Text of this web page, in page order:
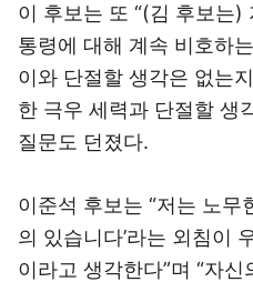
이 후보는 또 “(김 후보는)
통령에 대해 계속 비호하
이와 단절할 생각은 없는
한 극우 세력과 단절할 생
질문도 던졌다.
이준석 후보는 “저는 노무
의 있습니다’라는 외침이
이라고 생각한다”며 “자신